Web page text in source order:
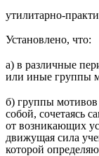
утилитарно-
Установлено, что:
а) в различные
или иные группы
б) группы мотивов
собой, сочетаясь
от возникающих
движущая сила
которой